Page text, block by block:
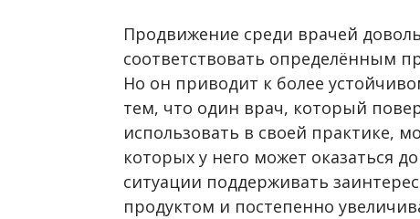
Продвижение среди врачей
соответствовать определённым
Но он приводит к более
тем, что один врач, который
использовать в своей практике,
которых у него может оказаться
ситуации поддерживать
продуктом и постепенно